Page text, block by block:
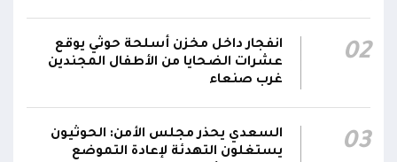
12:22
والجيش يقصف مواقع حوثية ويتصدى للمسيرات
02
انفجار داخل مخزن أسلحة حوثي يوقع
عشرات الضحايا من الأطفال المجندين
غرب صنعاء
03
السعدي يحذر مجلس الأمن: الحوثيون
يستغلون التهدئة لإعادة التموضع